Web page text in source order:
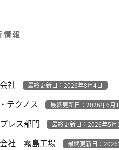
情報
社 最終更新日：2026年8月4日
テクノス 最終更新日：2026年6月
レス部門 最終更新日：2026年5月
会社 霧島工場 最終更新日：